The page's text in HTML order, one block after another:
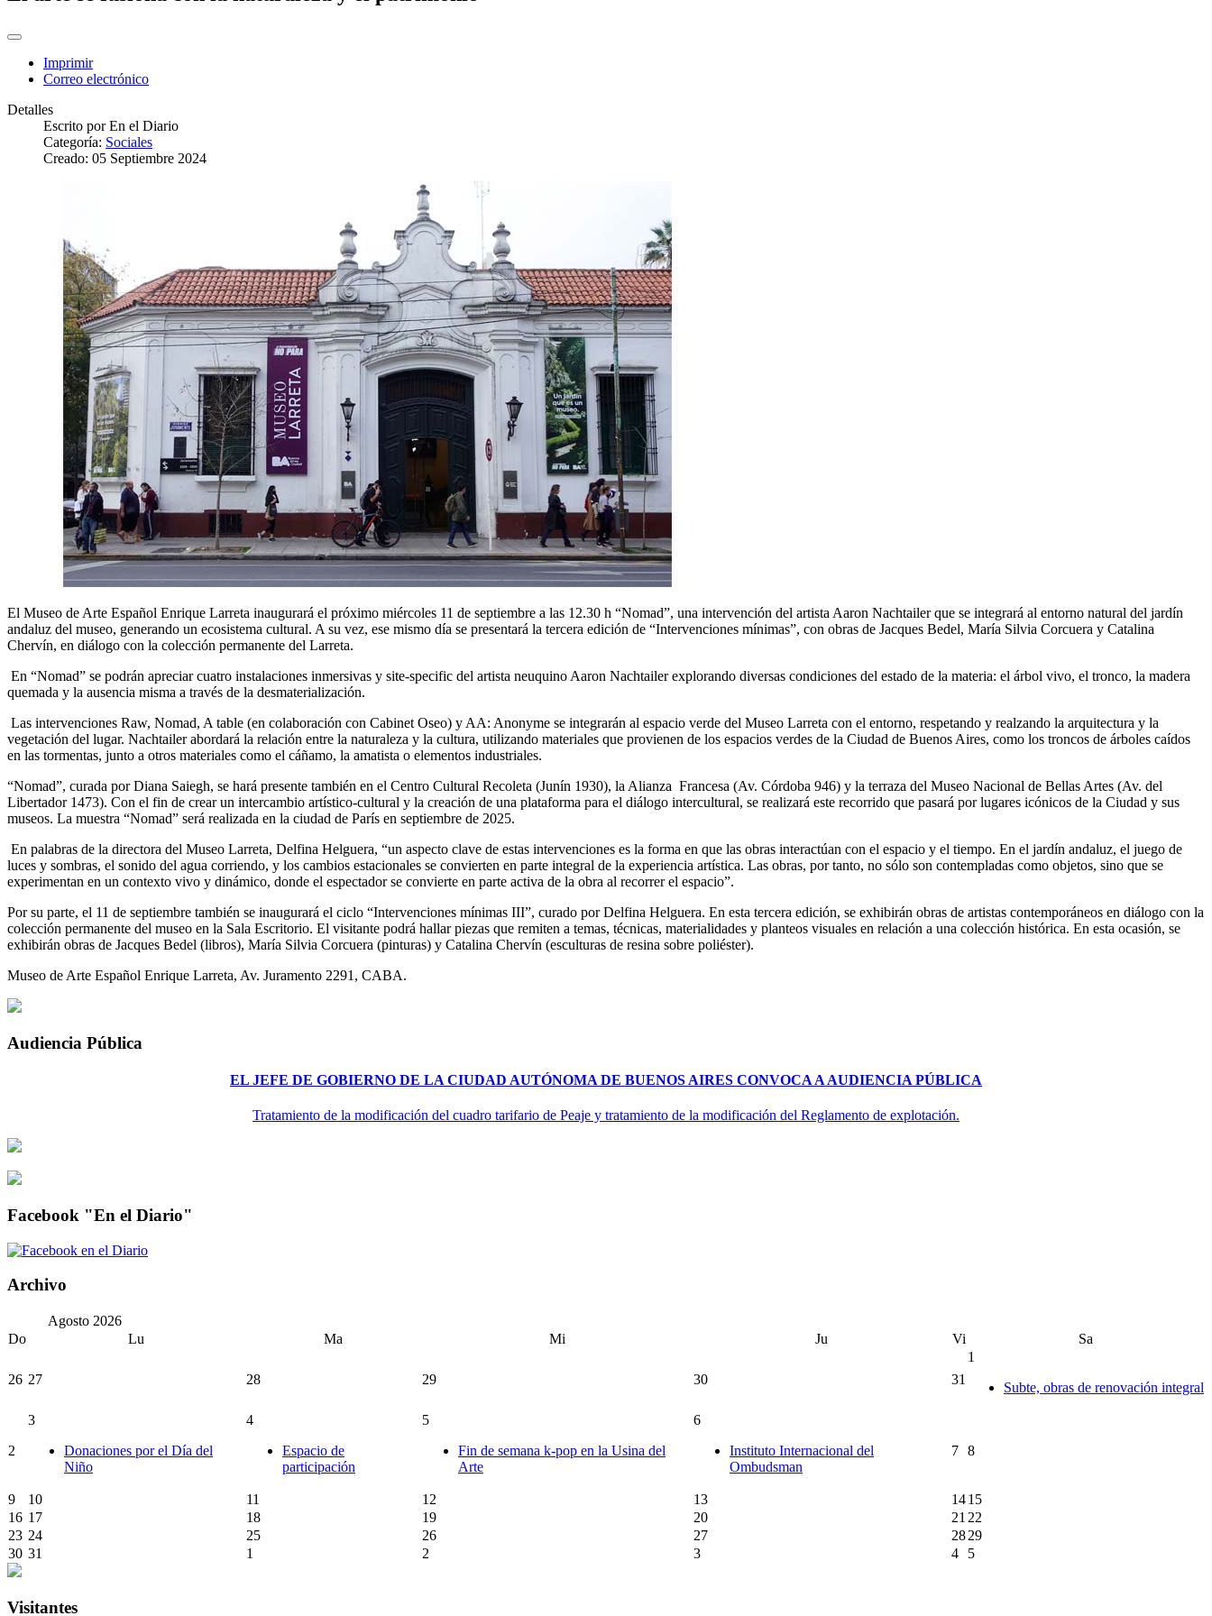
Imprimir
Correo electrónico
Detalles
Escrito porEn el Diario
Categoría: Sociales
Creado: 05 Septiembre 2024
El Museo de Arte Español Enrique Larreta inaugurará el próximo miércoles 11 de septiembre a las 12.30 h “Nomad”, una intervención del artista Aaron Nachtailer que se integrará al entorno natural del jardín
andaluz del museo, generando un ecosistema cultural. A su vez, ese mismo día se presentará la tercera edición de “Intervenciones mínimas”, con obras de Jacques Bedel, María Silvia Corcuera y Catalina
Chervín, en diálogo con la colección permanente del Larreta.
En “Nomad” se podrán apreciar cuatro instalaciones inmersivas y site-specific del artista neuquino Aaron Nachtailer explorando diversas condiciones del estado de la materia: el árbol vivo, el tronco, la madera
quemada y la ausencia misma a través de la desmaterialización.
Las intervenciones Raw, Nomad, A table (en colaboración con Cabinet Oseo) y AA: Anonyme se integrarán al espacio verde del Museo Larreta con el entorno, respetando y realzando la arquitectura y la
vegetación del lugar. Nachtailer abordará la relación entre la naturaleza y la cultura, utilizando materiales que provienen de los espacios verdes de la Ciudad de Buenos Aires, como los troncos de árboles caídos
en las tormentas, junto a otros materiales como el cáñamo, la amatista o elementos industriales.
“Nomad”, curada por Diana Saiegh, se hará presente también en el Centro Cultural Recoleta (Junín 1930), la Alianza Francesa (Av. Córdoba 946) y la terraza del Museo Nacional de Bellas Artes (Av. del
Libertador 1473). Con el fin de crear un intercambio artístico-cultural y la creación de una plataforma para el diálogo intercultural, se realizará este recorrido que pasará por lugares icónicos de la Ciudad y sus
museos. La muestra “Nomad” será realizada en la ciudad de París en septiembre de 2025.
En palabras de la directora del Museo Larreta, Delfina Helguera, “un aspecto clave de estas intervenciones es la forma en que las obras interactúan con el espacio y el tiempo. En el jardín andaluz, el juego de
luces y sombras, el sonido del agua corriendo, y los cambios estacionales se convierten en parte integral de la experiencia artística. Las obras, por tanto, no sólo son contempladas como objetos, sino que se
experimentan en un contexto vivo y dinámico, donde el espectador se convierte en parte activa de la obra al recorrer el espacio”.
Por su parte, el 11 de septiembre también se inaugurará el ciclo “Intervenciones mínimas III”, curado por Delfina Helguera. En esta tercera edición, se exhibirán obras de artistas contemporáneos en diálogo con la
colección permanente del museo en la Sala Escritorio. El visitante podrá hallar piezas que remiten a temas, técnicas, materialidades y planteos visuales en relación a una colección histórica. En esta ocasión, se
exhibirán obras de Jacques Bedel (libros), María Silvia Corcuera (pinturas) y Catalina Chervín (esculturas de resina sobre poliéster).
Museo de Arte Español Enrique Larreta, Av. Juramento 2291, CABA.
Audiencia Pública
EL JEFE DE GOBIERNO DE LA CIUDAD AUTÓNOMA DE BUENOS AIRES CONVOCA A AUDIENCIA PÚBLICA
Tratamiento de la modificación del cuadro tarifario de Peaje y tratamiento de la modificación del Reglamento de explotación.
Facebook "En el Diario"
Archivo
Agosto 2026
Do
Lu Ma Mi Ju Vi Sa
26 27 28 29 30 31
1
Subte, obras de renovación integral
2
3
Donaciones por el Día del
Niño
4
Espacio de
participación
5
Fin de semana k-pop en la Usina del
Arte
6
Instituto Internacional del
Ombudsman
7 8
9 10 11 12 13 1415
16 17 18 19 20 21 22
23 24 25 26 27 2829
30 31 1 2 3 4 5
Visitantes